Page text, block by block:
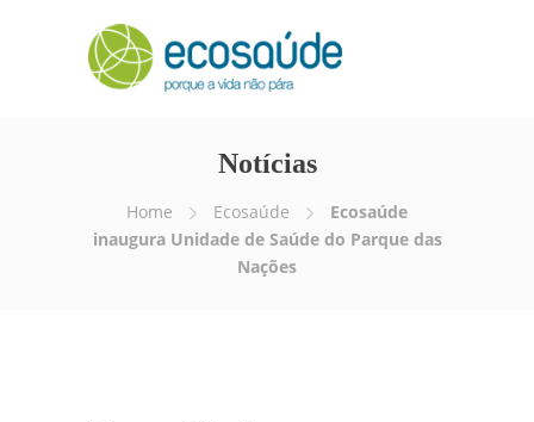
Notícias
Home Ecosaúde
Ecosaúde
inaugura Unidade de Saúde do Parque das
Nações